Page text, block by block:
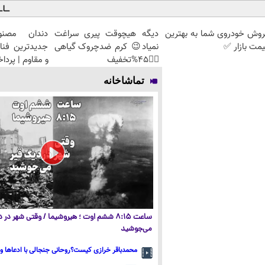
خودروی شما به بهترین
بازار ✅
دیگه هیچوقت پیری سراغت
نمیاد😉 کرم ضدچروک گیاهی
👈🏻45%تخفیف
دندان
جدیدترین
و مقاوم |
تماشاخانه
ساعت ۸:۱۵ ششم اوت ؛ هیروشیما / وقتی شهر
می‌جوشید
محمدباقر خرازی کیست؟روحانی جنجالی با ادعاها